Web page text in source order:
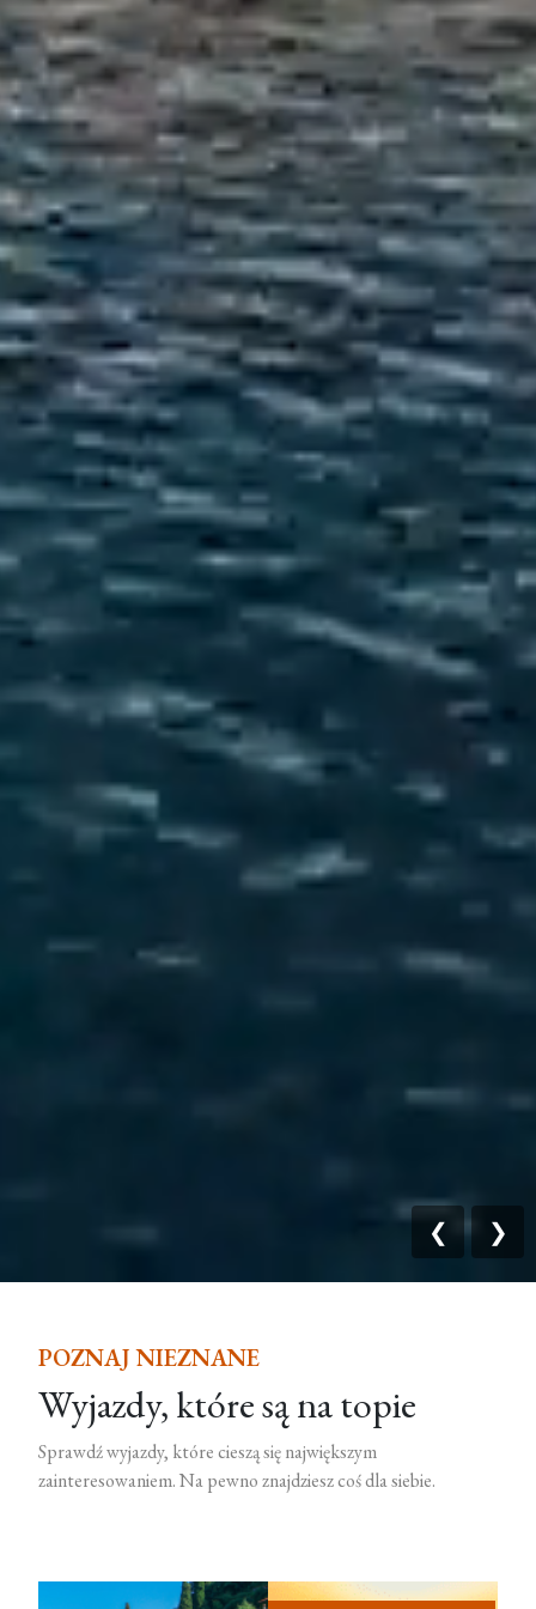
❮ ❯
POZNAJ NIEZNANE
Wyjazdy, które są na topie
Sprawdź wyjazdy, które cieszą się największym
zainteresowaniem. Na pewno znajdziesz coś dla siebie.